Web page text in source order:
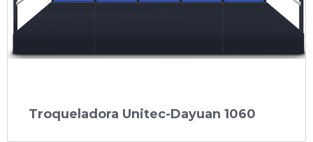
Troqueladora Unitec-Dayuan 1060